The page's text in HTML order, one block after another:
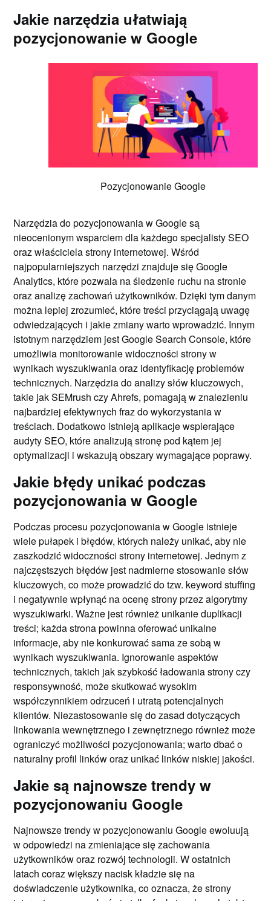
Jakie narzędzia ułatwiają
pozycjonowanie w Google
Pozycjonowanie Google
Narzędzia do pozycjonowania w Google są
nieocenionym wsparciem dla każdego specjalisty SEO
oraz właściciela strony internetowej. Wśród
najpopularniejszych narzędzi znajduje się Google
Analytics, które pozwala na śledzenie ruchu na stronie
oraz analizę zachowań użytkowników. Dzięki tym danym
można lepiej zrozumieć, które treści przyciągają uwagę
odwiedzających i jakie zmiany warto wprowadzić. Innym
istotnym narzędziem jest Google Search Console, które
umożliwia monitorowanie widoczności strony w
wynikach wyszukiwania oraz identyfikację problemów
technicznych. Narzędzia do analizy słów kluczowych,
takie jak SEMrush czy Ahrefs, pomagają w znalezieniu
najbardziej efektywnych fraz do wykorzystania w
treściach. Dodatkowo istnieją aplikacje wspierające
audyty SEO, które analizują stronę pod kątem jej
optymalizacji i wskazują obszary wymagające poprawy.
Jakie błędy unikać podczas
pozycjonowania w Google
Podczas procesu pozycjonowania w Google istnieje
wiele pułapek i błędów, których należy unikać, aby nie
zaszkodzić widoczności strony internetowej. Jednym z
najczęstszych błędów jest nadmierne stosowanie słów
kluczowych, co może prowadzić do tzw. keyword stuffing
i negatywnie wpłynąć na ocenę strony przez algorytmy
wyszukiwarki. Ważne jest również unikanie duplikacji
treści; każda strona powinna oferować unikalne
informacje, aby nie konkurować sama ze sobą w
wynikach wyszukiwania. Ignorowanie aspektów
technicznych, takich jak szybkość ładowania strony czy
responsywność, może skutkować wysokim
współczynnikiem odrzuceń i utratą potencjalnych
klientów. Niezastosowanie się do zasad dotyczących
linkowania wewnętrznego i zewnętrznego również może
ograniczyć możliwości pozycjonowania; warto dbać o
naturalny profil linków oraz unikać linków niskiej jakości.
Jakie są najnowsze trendy w
pozycjonowaniu Google
Najnowsze trendy w pozycjonowaniu Google ewoluują
w odpowiedzi na zmieniające się zachowania
użytkowników oraz rozwój technologii. W ostatnich
latach coraz większy nacisk kładzie się na
doświadczenie użytkownika, co oznacza, że strony